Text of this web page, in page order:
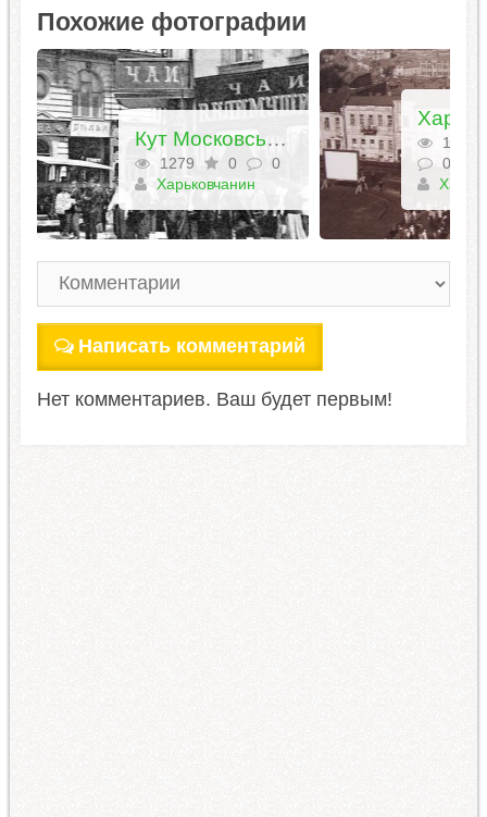
Похожие фотографии
Кут Московської вулиці та Миколаївської площі.
1279 0
0
Харьковчанин
1752
0
Написать комментарий
Нет комментариев. Ваш будет первым!